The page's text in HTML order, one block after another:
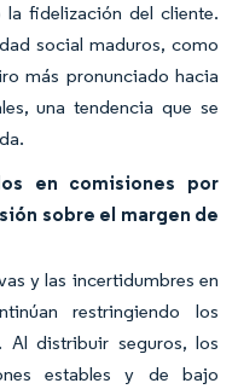
fidelización del cliente.
social maduros, como
más pronunciado hacia
una tendencia que se
en comisiones por
sobre el margen de
y las incertidumbres en
restringiendo los
Al distribuir seguros, los
estables y de bajo